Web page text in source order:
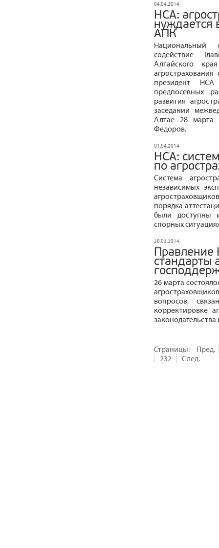
04.04.2014
НСА:
нуждается
АПК
Национальный
содействие
Алтайского
президент
предпосевных
развития
заседании
Алтае 28 марта
Федоров.
01.04.2014
НСА:
по
Система
независимых
порядка
были доступны
спорных
28.03.2014
Правление
стандарты
26 марта
вопросов,
корректировке
Страницы:
Пред.
232
След.